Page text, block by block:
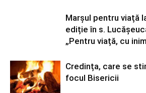
Marșul pentru viață
ediție în s.
„Pentru viață, cu
Credința, care se
focul Bisericii